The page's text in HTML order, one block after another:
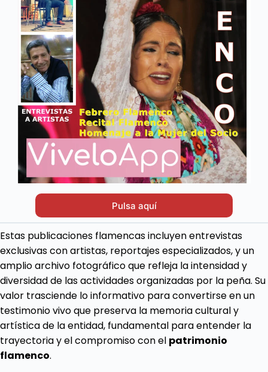
Pulsa aquí
Estas publicaciones flamencas incluyen entrevistas
exclusivas con artistas, reportajes especializados, y un
amplio archivo fotográfico que refleja la intensidad y
diversidad de las actividades organizadas por la peña. Su
valor trasciende lo informativo para convertirse en un
testimonio vivo que preserva la memoria cultural y
artística de la entidad, fundamental para entender la
trayectoria y el compromiso con el patrimonio
flamenco.